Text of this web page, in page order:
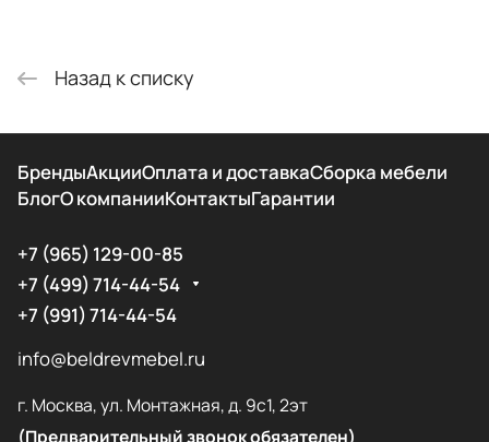
Назад к списку
БрендыАкцииОплата и доставкаСборка мебели
БлогО компанииКонтактыГарантии
+7 (965) 129-00-85
+7 (499) 714-44-54
+7 (991) 714-44-54
info@beldrevmebel.ru
г. Москва, ул. Монтажная, д. 9с1, 2эт
(Предварительный звонок обязателен)